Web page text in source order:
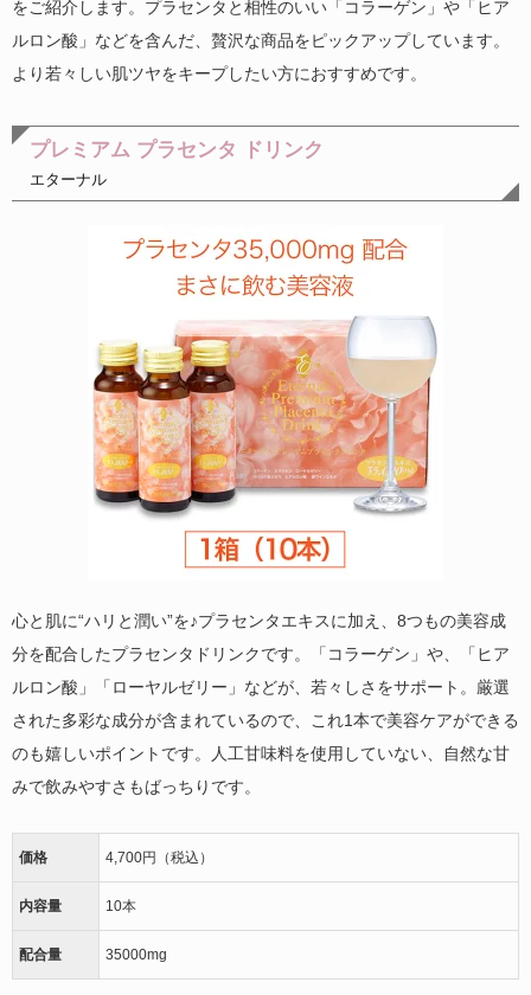
をご紹介します。プラセンタと相性のいい「コラーゲン」や「ヒア
ルロン酸」などを含んだ、贅沢な商品をピックアップしています。
より若々しい肌ツヤをキープしたい方におすすめです。
プレミアム プラセンタ ドリンク
エターナル
心と肌に“ハリと潤い”を♪プラセンタエキスに加え、8つもの美容成
分を配合したプラセンタドリンクです。「コラーゲン」や、「ヒア
ルロン酸」「ローヤルゼリー」などが、若々しさをサポート。厳選
された多彩な成分が含まれているので、これ1本で美容ケアができる
のも嬉しいポイントです。人工甘味料を使用していない、自然な甘
みで飲みやすさもばっちりです。
価格 4,700円（税込）
内容量 10本
配合量 35000mg